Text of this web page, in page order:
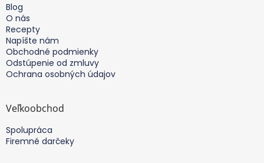
Blog
O nás
Recepty
Napíšte nám
Obchodné podmienky
Odstúpenie od zmluvy
Ochrana osobných údajov
Veľkoobchod
Spolupráca
Firemné darčeky